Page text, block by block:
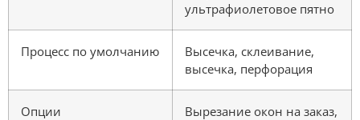
ультрафиолетовое пятно
Процесс по умолчанию
Высечка, склеивание,
высечка, перфорация
Опции
Вырезание окон на заказ,